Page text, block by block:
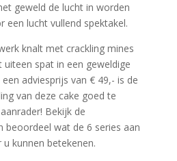
geweld de lucht in worden
een lucht vullend spektakel.
knalt met crackling mines
uiteen spat in een geweldige
adviesprijs van € 49,- is de
van deze cake goed te
Bekijk de
beoordeel wat de 6 series aan
kunnen betekenen.